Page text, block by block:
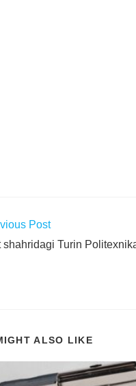
Post
shahridagi Turin
ALSO LIKE